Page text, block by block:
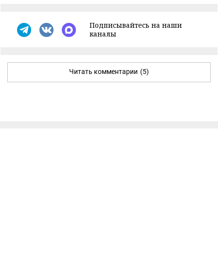
Подписывайтесь на наши
каналы
Читать комментарии (5)